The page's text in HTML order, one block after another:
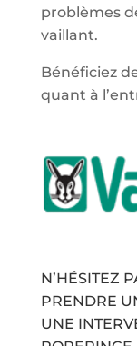
problèmes
vaillant.
Bénéficiez
quant à
N’HÉSITEZ
PRENDRE
UNE